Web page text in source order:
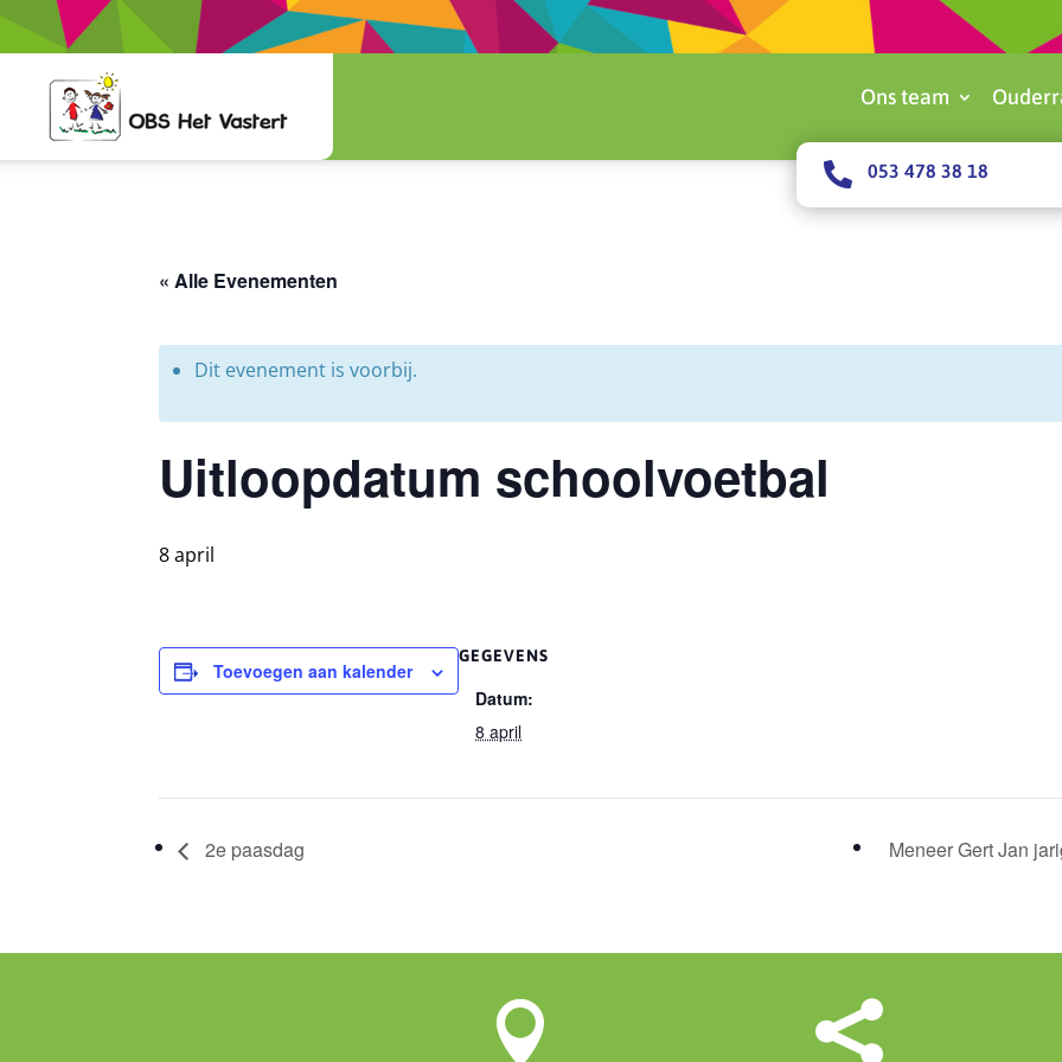
Ons team
 053 478 38 18
« Alle Evenementen
Dit evenement is voorbij.
Uitloopdatum schoolvoetbal
8 april
Toevoegen aan kalender
GEGEVENS
Datum:
8 april
2e paasdag Meneer Gert Jan
 